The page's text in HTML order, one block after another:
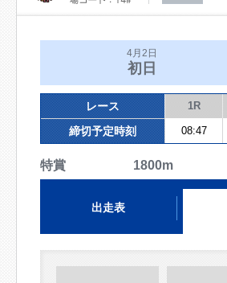
4月2日
初日
レース 1R
締切予定時刻 08:47
特賞 1800m
出走表